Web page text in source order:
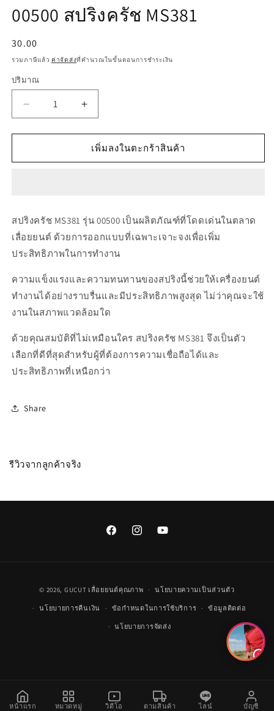
โม
00500 สปริงครัช MS381
ราคา
ปกติ
30.00
รวมภาษีแล้ว ค่าจัดส่งที่คำนวณในขั้นตอนการชำระเงิน
ปริมาณ
00500
รัช
สำหรับ
00500
รัช
MS381
เพิ่มลงในตะกร้าสินค้า
สปริงครัช MS381 รุ่น 00500 เป็นผลิตภัณฑ์ที่โดดเด่นในตลาด
เลื่อยยนต์ ด้วยการออกแบบที่เฉพาะเจาะจงเพื่อเพิ่ม
ประสิทธิภาพในการทำงาน
ความแข็งแรงและความทนทานของสปริงนี้ช่วยให้เครื่องยนต์
ทำงานได้อย่างราบรื่นและมีประสิทธิภาพสูงสุด ไม่ว่าคุณจะใช้
งานในสภาพแวดล้อมใด
ด้วยคุณสมบัติที่ไม่เหมือนใคร สปริงครัช MS381 จึงเป็นตัว
เลือกที่ดีที่สุดสำหรับผู้ที่ต้องการความเชื่อถือได้และ
ประสิทธิภาพที่เหนือกว่า
Share
รีวิวจากลูกค้าจริง
FacebookInstagramYouTube
การ
ชำระ
เงิน
© 2026, GUCUT เลื่อยยนต์คุณภาพ นโยบายความเป็นส่วนตัว
นโยบายการคืนเงิน ข้อกำหนดในการใช้บริการ ข้อมูลติดต่อ
นโยบายการจัดส่ง
หน้าแรก หมวดหมู่ วิดีโอ ตามสินค้า ไลน์ บัญชี